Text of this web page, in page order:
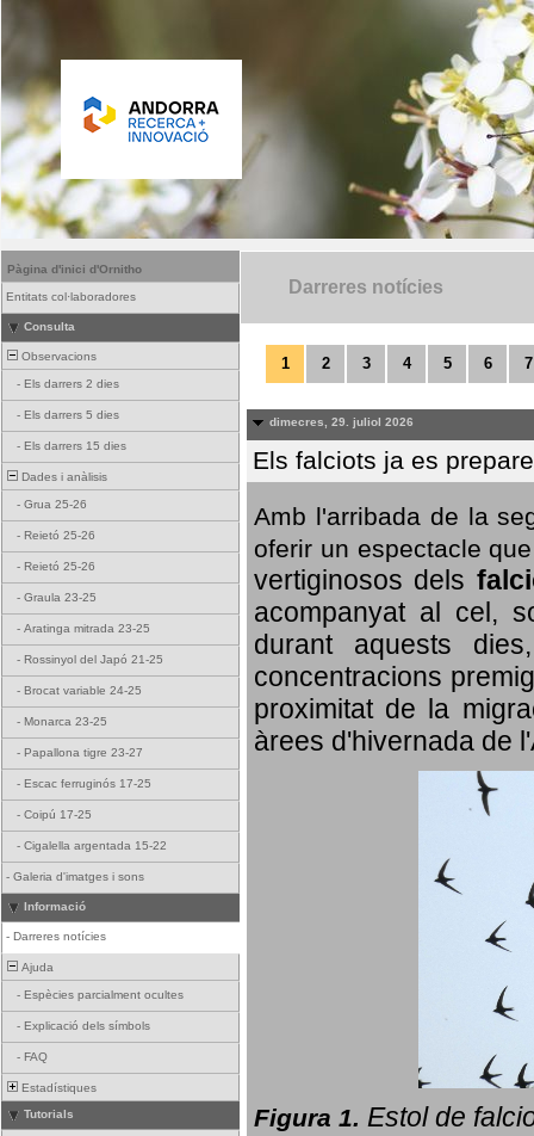
Pàgina d'inici d'Ornitho
Entitats col·laboradores
Consulta
Observacions
- Els darrers 2 dies
- Els darrers 5 dies
- Els darrers 15 dies
Dades i anàlisis
- Grua 25-26
- Reietó 25-26
- Reietó 25-26
- Graula 23-25
- Aratinga mitrada 23-25
- Rossinyol del Japó 21-25
- Brocat variable 24-25
- Monarca 23-25
- Papallona tigre 23-27
- Escac ferruginós 17-25
- Coipú 17-25
- Cigalella argentada 15-22
- Galeria d'imatges i sons
Informació
- Darreres notícies
Ajuda
- Espècies parcialment ocultes
- Explicació dels símbols
- FAQ
Estadístiques
Tutorials
Darreres notícies
1 2 3 4 5 6 7
dimecres, 29. juliol 2026
Els falciots ja es
Amb l'arribada de la
oferir un espectacle
vertiginosos dels
acompanyat al cel,
durant aquests
concentracions
proximitat de la
àrees d'hivernada de
Figura 1. Estol de